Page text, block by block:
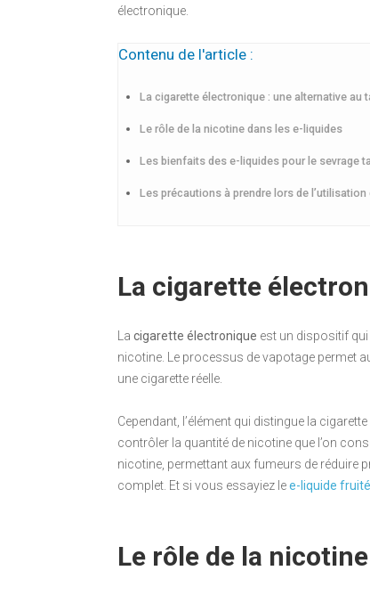
électronique.
Contenu de l'article :
La cigarette électronique : une alternative au
Le rôle de la nicotine dans les e-liquides
Les bienfaits des e-liquides pour le sevrage
Les précautions à prendre lors de
La cigarette
La cigarette électronique est un dispositif
nicotine. Le processus de vapotage permet
une cigarette réelle.
Cependant, l’élément qui distingue la
contrôler la quantité de nicotine que l’on
nicotine, permettant aux fumeurs de réduire
complet. Et si vous essayiez lee-liquide fruité
Le rôle de la